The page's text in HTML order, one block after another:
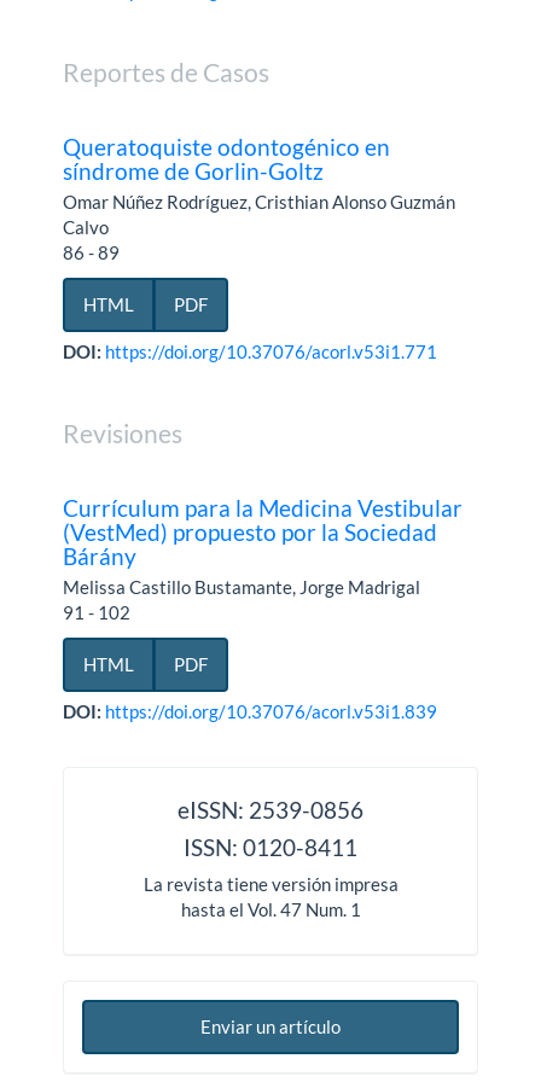
Reportes de Casos
Queratoquiste odontogénico en
síndrome de Gorlin-Goltz
Omar Núñez Rodríguez, Cristhian Alonso Guzmán
Calvo
86 - 89
HTML PDF
DOI: https://doi.org/10.37076/acorl.v53i1.771
Revisiones
Currículum para la Medicina Vestibular
(VestMed) propuesto por la Sociedad
Bárány
Melissa Castillo Bustamante, Jorge Madrigal
91 - 102
HTML PDF
DOI: https://doi.org/10.37076/acorl.v53i1.839
eISSN: 2539-0856
ISSN: 0120-8411
La revista tiene versión impresa
hasta el Vol. 47 Num. 1
Enviar un artículo